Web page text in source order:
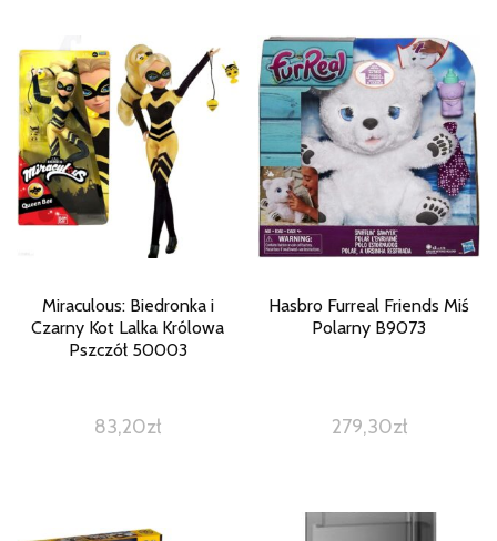
Miraculous: Biedronka i
Czarny Kot Lalka Królowa
Pszczół 50003
83,20zł
Hasbro Furreal Friends Miś
Polarny B9073
279,30zł